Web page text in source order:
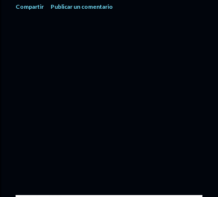
Compartir Publicar un comentario